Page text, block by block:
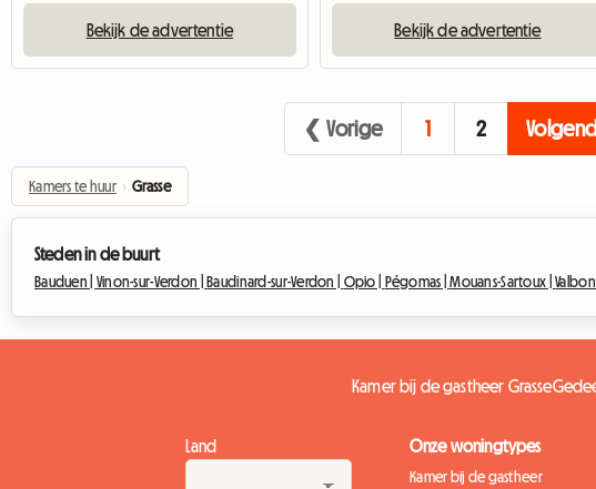
Bekijk de advertentie Bekijk de advertentie
❮ Vorige 1 2
Kamers te huur › Grasse
Steden in de buurt
Bauduen | Vinon-sur-Verdon | Baudinard-sur-Verdon | Opio | Pégomas |Mouans-Sartoux |
Kamer bij de gastheer Grasse
Land Onze woningtypes
Kamer bij de gastheer